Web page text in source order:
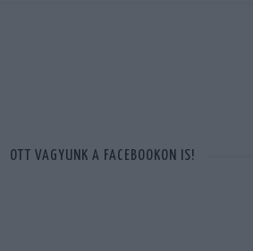
OTT VAGYUNK A FACEBOOKON IS!